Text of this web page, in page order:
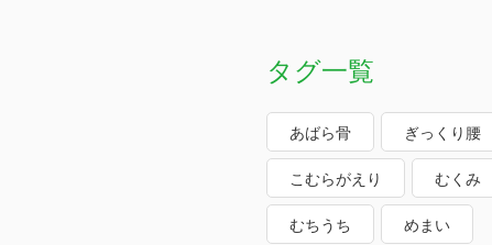
タグ一覧
あばら骨 ぎっくり腰
こむらがえり むくみ
むちうち めまい